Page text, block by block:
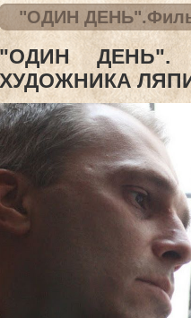
"ОДИН
"ОДИН
ХУДОЖНИКА